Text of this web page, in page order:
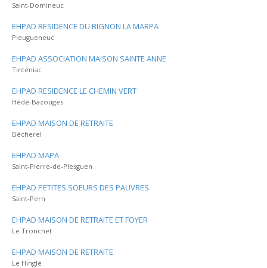
Saint-Domineuc
EHPAD RESIDENCE DU BIGNON LA MARPA
Pleugueneuc
EHPAD ASSOCIATION MAISON SAINTE ANNE
Tinténiac
EHPAD RESIDENCE LE CHEMIN VERT
Hédé-Bazouges
EHPAD MAISON DE RETRAITE
Bécherel
EHPAD MAPA
Saint-Pierre-de-Plesguen
EHPAD PETITES SOEURS DES PAUVRES
Saint-Pern
EHPAD MAISON DE RETRAITE ET FOYER
Le Tronchet
EHPAD MAISON DE RETRAITE
Le Hinglé